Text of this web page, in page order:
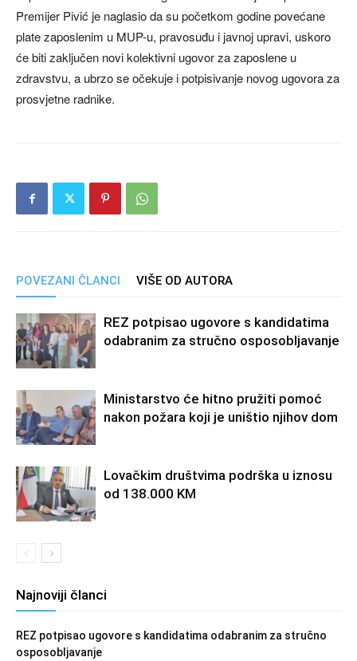
Premijer Pivić je naglasio da su početkom godine povećane
plate zaposlenim u MUP-u, pravosuđu i javnoj upravi, uskoro
će biti zaključen novi kolektivni ugovor za zaposlene u
zdravstvu, a ubrzo se očekuje i potpisivanje novog ugovora za
prosvjetne radnike.
POVEZANI ČLANCI VIŠE OD AUTORA
REZ potpisao ugovore s kandidatima
odabranim za stručno osposobljavanje
Ministarstvo će hitno pružiti pomoć
nakon požara koji je uništio njihov dom
Lovačkim društvima podrška u iznosu
od 138.000 KM
Najnoviji članci
REZ potpisao ugovore s kandidatima odabranim za stručno
osposobljavanje